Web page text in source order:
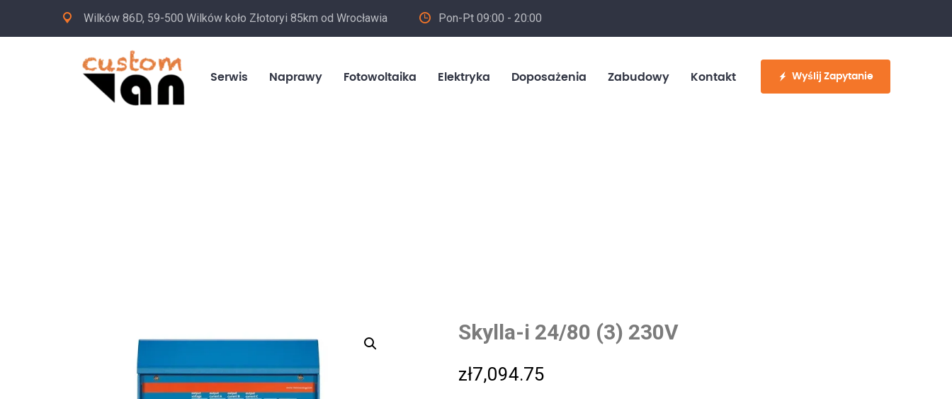
Wilków 86D, 59-500 Wilków koło Złotoryi 85km od Wrocławia Pon-Pt 09:00 - 20:00
530 886 214
Serwis Naprawy Fotowoltaika Elektryka Doposażenia Zabudowy Kontakt Wyślij Zapytanie
Skylla-i 24/80 (3) 230V
zł7,094.75